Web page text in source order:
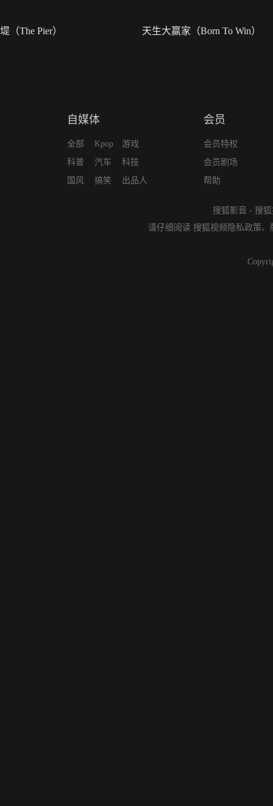
堤（The Pier） 天生大赢家（Born To Win）
自媒体
全部
科普
国风
Kpop
汽车
搞笑
游戏
科技
出品人
会员
会员特权
会员剧场
帮助
搜狐影音 - 搜
请仔细阅读 搜狐视频隐私政策、